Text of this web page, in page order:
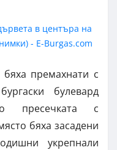
премахнати с
булевард
пресечката с
бяха засадени
укрепнали